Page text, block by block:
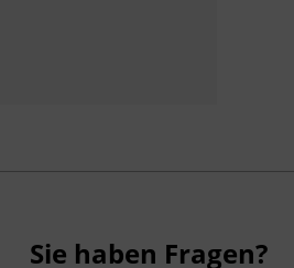
Sie haben Fragen?